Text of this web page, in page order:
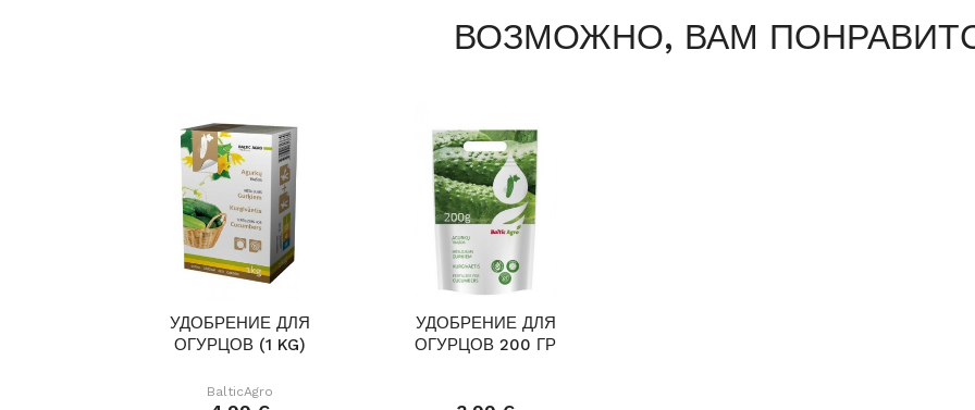
ВОЗМОЖНО, ВАМ
УДОБРЕНИЕ ДЛЯ
ОГУРЦОВ (1 KG)
BalticAgro
УДОБРЕНИЕ ДЛЯ
ОГУРЦОВ 200 ГР